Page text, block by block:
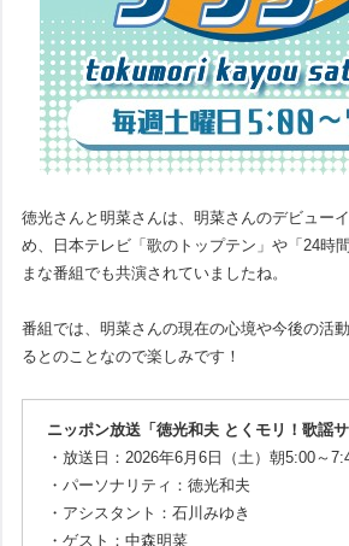
徳光さんと明菜さんは、明菜さんのデビュー
め、日本テレビ「歌のトップテン」や「24時
まな番組でも共演されていましたね。
番組では、明菜さんの現在の心境や今後の活
るとのことなので楽しみです！
ニッポン放送「徳光和夫 とくモリ！歌謡サ
・放送日：2026年6月6日（土）朝5:00～
・パーソナリティ：徳光和夫
・アシスタント：石川みゆき
・ゲスト：中森明菜